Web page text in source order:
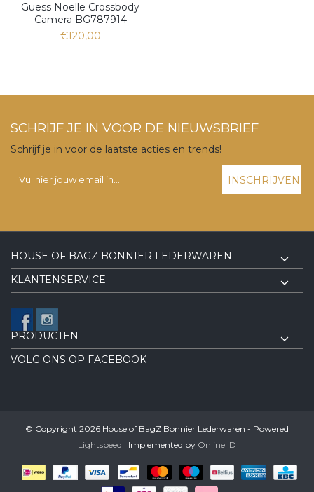
Guess Noelle Crossbody
Camera BG787914
€120,00
SCHRIJF JE IN VOOR DE NIEUWSBRIEF
Schrijf je in voor de laatste acties en trends!
INSCHRIJVEN
HOUSE OF BAGZ BONNIER LEDERWAREN
KLANTENSERVICE
PRODUCTEN
VOLG ONS OP FACEBOOK
© Copyright 2026 House of BagZ Bonnier Lederwaren - Powered
Lightspeed | Implemented by Online ID